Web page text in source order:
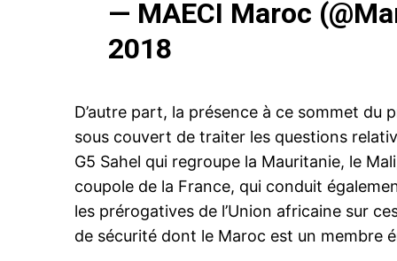
Mohammed VI au sommet
sur la zone de libre-échange
libre échange continentale
Mohammed VI y sera
19 March 2018
— MAECI Maroc
2018
D’autre part, la présence à ce sommet du
sous couvert de traiter les questions
G5 Sahel qui regroupe la Mauritanie, le
coupole de la France, qui conduit
les prérogatives de l’Union africaine sur
de sécurité dont le Maroc est un membre